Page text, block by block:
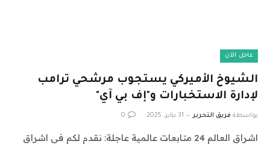
عاجل الآن
الشيوخ الأميركي يستجوب مرشحي ترامب
لإدارة الاستخبارات و"إف بي آي"
بواسطة فريق التحرير 31 يناير، 2025 0
اشراق العالم 24 متابعات عالمية عاجلة: نقدم لكم في اشراق